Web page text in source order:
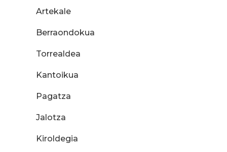
Artekale
Berraondokua
Torrealdea
Kantoikua
Pagatza
Jalotza
Kiroldegia